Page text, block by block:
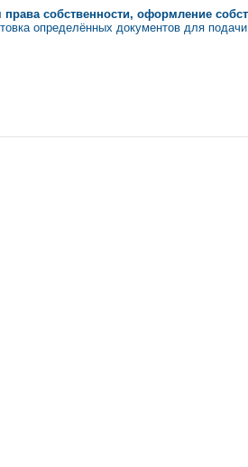
права собственности, оформление
определённых документов для